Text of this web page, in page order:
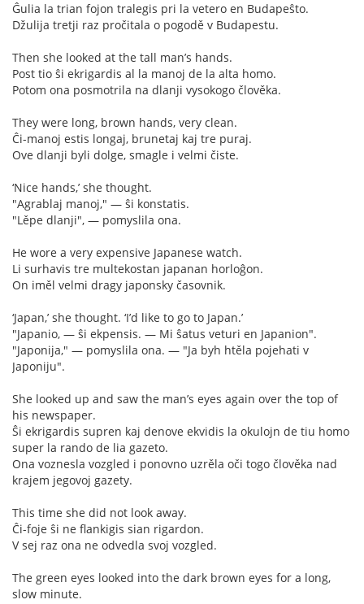
Ĝulia la trian fojon tralegis pri la vetero en Budapeŝto.
Džulija tretji raz pročitala o pogodě v Budapestu.
Then she looked at the tall man’s hands.
Post tio ŝi ekrigardis al la manoj de la alta homo.
Potom ona posmotrila na dlanji vysokogo člověka.
They were long, brown hands, very clean.
Ĉi-manoj estis longaj, brunetaj kaj tre puraj.
Ove dlanji byli dolge, smagle i velmi čiste.
‘Nice hands,’ she thought.
"Agrablaj manoj," — ŝi konstatis.
"Lěpe dlanji", — pomyslila ona.
He wore a very expensive Japanese watch.
Li surhavis tre multekostan japanan horloĝon.
On iměl velmi dragy japonsky časovnik.
‘Japan,’ she thought. ‘I’d like to go to Japan.’
"Japanio, — ŝi ekpensis. — Mi ŝatus veturi en Japanion".
"Japonija," — pomyslila ona. — "Ja byh htěla pojehati v
Japoniju".
She looked up and saw the man’s eyes again over the top of
his newspaper.
Ŝi ekrigardis supren kaj denove ekvidis la okulojn de tiu homo
super la rando de lia gazeto.
Ona voznesla vozgled i ponovno uzrěla oči togo člověka nad
krajem jegovoj gazety.
This time she did not look away.
Ĉi-foje ŝi ne flankigis sian rigardon.
V sej raz ona ne odvedla svoj vozgled.
The green eyes looked into the dark brown eyes for a long,
slow minute.